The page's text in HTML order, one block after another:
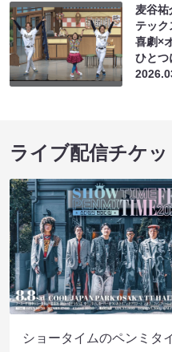
麦谷
テッ
喜劇×
ひとつ
ライブ配信チケッ
ショータイムのペンミタ